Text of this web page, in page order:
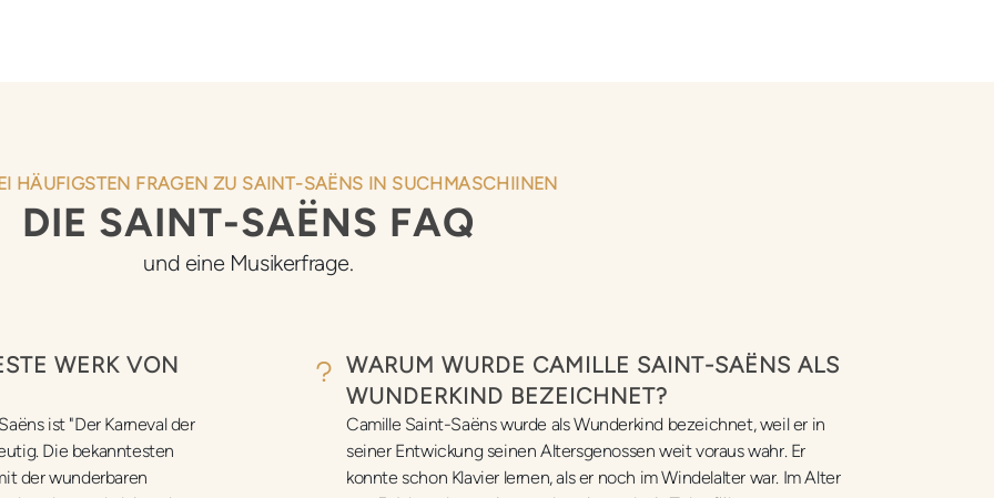
HÄUFIGSTEN FRAGEN ZU SAINT-SAËNS IN SUCHMASCHIINEN
DIE SAINT-SAËNS FAQ
und eine Musikerfrage.
WERK VON C
ist "Der Karneval der
Die bekanntesten
der wunderbaren
WARUM WURDE CAMILLE SAINT-SAËNS ALS
WUNDERKIND BEZEICHNET?
Camille Saint-Saëns wurde als Wunderkind bezeichnet, weil er in
seiner Entwickung seinen Altersgenossen weit voraus wahr. Er
konnte schon Klavier lernen, als er noch im Windelalter war. Im Alter